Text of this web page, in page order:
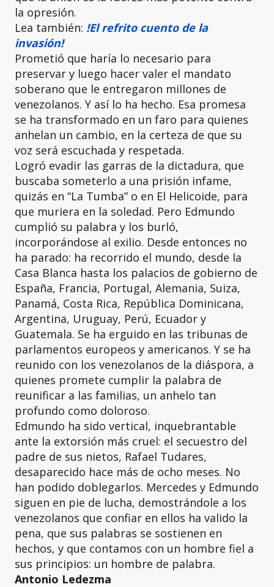
la opresión.
Lea también: !El refrito cuento de la
invasión!
Prometió que haría lo necesario para
preservar y luego hacer valer el mandato
soberano que le entregaron millones de
venezolanos. Y así lo ha hecho. Esa promesa
se ha transformado en un faro para quienes
anhelan un cambio, en la certeza de que su
voz será escuchada y respetada.
Logró evadir las garras de la dictadura, que
buscaba someterlo a una prisión infame,
quizás en “La Tumba” o en El Helicoide, para
que muriera en la soledad. Pero Edmundo
cumplió su palabra y los burló,
incorporándose al exilio. Desde entonces no
ha parado: ha recorrido el mundo, desde la
Casa Blanca hasta los palacios de gobierno de
España, Francia, Portugal, Alemania, Suiza,
Panamá, Costa Rica, República Dominicana,
Argentina, Uruguay, Perú, Ecuador y
Guatemala. Se ha erguido en las tribunas de
parlamentos europeos y americanos. Y se ha
reunido con los venezolanos de la diáspora, a
quienes promete cumplir la palabra de
reunificar a las familias, un anhelo tan
profundo como doloroso.
Edmundo ha sido vertical, inquebrantable
ante la extorsión más cruel: el secuestro del
padre de sus nietos, Rafael Tudares,
desaparecido hace más de ocho meses. No
han podido doblegarlos. Mercedes y Edmundo
siguen en pie de lucha, demostrándole a los
venezolanos que confiar en ellos ha valido la
pena, que sus palabras se sostienen en
hechos, y que contamos con un hombre fiel a
sus principios: un hombre de palabra.
Antonio Ledezma